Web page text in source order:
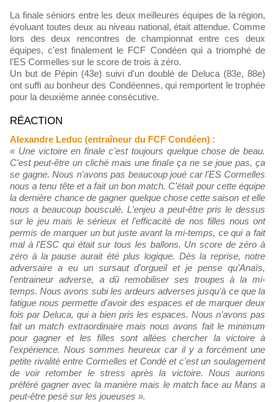
La finale séniors entre les deux meilleures équipes de la région,
évoluant toutes deux au niveau national, était attendue. Comme
lors des deux rencontres de championnat entre ces deux
équipes, c'est finalement le FCF Condéen qui a triomphé de
l'ES Cormelles sur le score de trois à zéro.
Un but de Pépin (43e) suivi d'un doublé de Deluca (83e, 88e)
ont suffi au bonheur des Condéennes, qui remportent le trophée
pour la deuxième année consécutive.
RÉACTION
Alexandre Leduc (entraîneur du FCF Condéen) :
« Une victoire en finale c'est toujours quelque chose de beau.
C'est peut-être un cliché mais une finale ça ne se joue pas, ça
se gagne. Nous n'avons pas beaucoup joué car l'ES Cormelles
nous a tenu tête et a fait un bon match. C'était pour cette équipe
la dernière chance de gagner quelque chose cette saison et elle
nous a beaucoup bousculé. L'enjeu a peut-être pris le dessus
sur le jeu mais le sérieux et l'efficacité de nos filles nous ont
permis de marquer un but juste avant la mi-temps, ce qui a fait
mal à l'ESC qui était sur tous les ballons. Un score de zéro à
zéro à la pause aurait été plus logique. Dès la reprise, notre
adversaire a eu un sursaut d'orgueil et je pense qu'Anaïs,
l'entraineur adverse, a dû remobiliser ses troupes à la mi-
temps. Nous avons subi les ardeurs adverses jusqu'à ce que la
fatigue nous permette d'avoir des espaces et de marquer deux
fois par Deluca, qui a bien pris les espaces. Nous n'avons pas
fait un match extraordinaire mais nous avons fait le minimum
pour gagner et les filles sont allées chercher la victoire à
l'expérience. Nous sommes heureux car il y a forcément une
petite rivalité entre Cormelles et Condé et c'est un soulagement
de voir retomber le stress après la victoire. Nous aurions
préféré gagner avec la manière mais le match face au Mans a
peut-être pesé sur les joueuses ».